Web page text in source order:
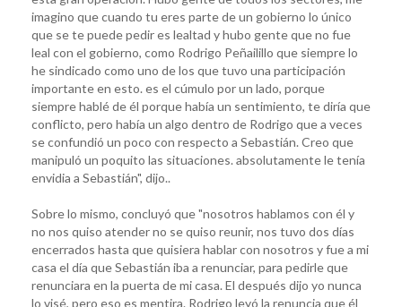
imagino que cuando tu eres parte de un gobierno lo único
que se te puede pedir es lealtad y hubo gente que no fue
leal con el gobierno, como Rodrigo Peñailillo que siempre lo
he sindicado como uno de los que tuvo una participación
importante en esto. es el cúmulo por un lado, porque
siempre hablé de él porque había un sentimiento, te diría que
conflicto, pero había un algo dentro de Rodrigo que a veces
se confundió un poco con respecto a Sebastián. Creo que
manipuló un poquito las situaciones. absolutamente le tenía
envidia a Sebastián", dijo..
Sobre lo mismo, concluyó que "nosotros hablamos con él y
no nos quiso atender no se quiso reunir, nos tuvo dos días
encerrados hasta que quisiera hablar con nosotros y fue a mi
casa el día que Sebastián iba a renunciar, para pedirle que
renunciara en la puerta de mi casa. El después dijo yo nunca
lo visé, pero eso es mentira. Rodrigo leyó la renuncia que él